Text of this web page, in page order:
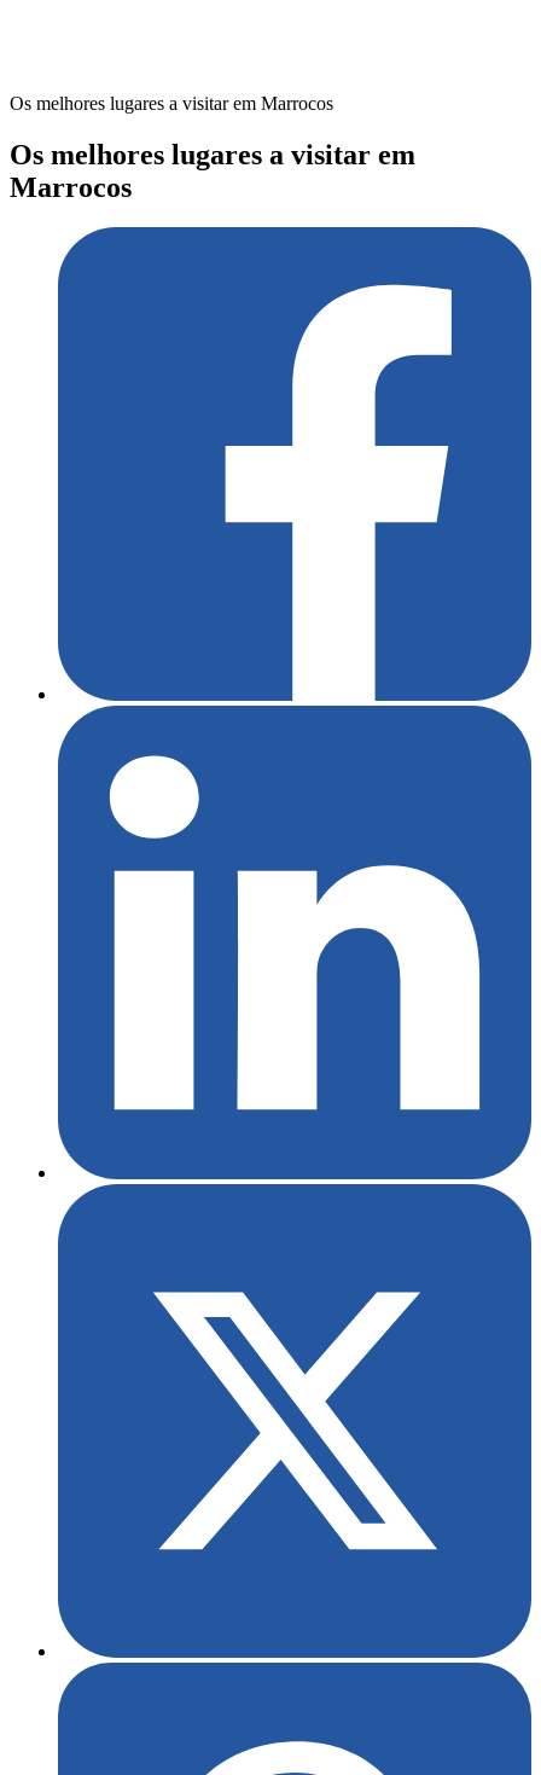
Os melhores lugares a visitar em Marrocos
Os melhores lugares a visitar em
Marrocos